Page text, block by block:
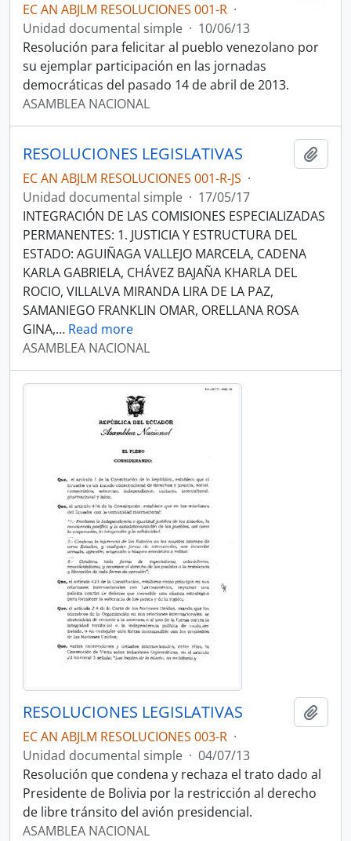
EC AN ABJLM RESOLUCIONES 001-R ·
Unidad documental simple · 10/06/13
Resolución para felicitar al pueblo venezolano por
su ejemplar participación en las jornadas
democráticas del pasado 14 de abril de 2013.
ASAMBLEA NACIONAL
RESOLUCIONES LEGISLATIVAS
EC AN ABJLM RESOLUCIONES 001-R-JS ·
Unidad documental simple · 17/05/17
INTEGRACIÓN DE LAS COMISIONES ESPECIALIZADAS
PERMANENTES: 1. JUSTICIA Y ESTRUCTURA DEL
ESTADO: AGUIÑAGA VALLEJO MARCELA, CADENA
KARLA GABRIELA, CHÁVEZ BAJAÑA KHARLA DEL
ROCIO, VILLALVA MIRANDA LIRA DE LA PAZ,
SAMANIEGO FRANKLIN OMAR, ORELLANA ROSA
GINA,… Read more
ASAMBLEA NACIONAL
RESOLUCIONES LEGISLATIVAS
EC AN ABJLM RESOLUCIONES 003-R ·
Unidad documental simple · 04/07/13
Resolución que condena y rechaza el trato dado al
Presidente de Bolivia por la restricción al derecho
de libre tránsito del avión presidencial.
ASAMBLEA NACIONAL